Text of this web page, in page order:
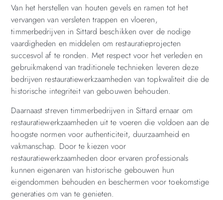
Van het herstellen van houten gevels en ramen tot het
vervangen van versleten trappen en vloeren,
timmerbedrijven in Sittard beschikken over de nodige
vaardigheden en middelen om restauratieprojecten
succesvol af te ronden. Met respect voor het verleden en
gebruikmakend van traditionele technieken leveren deze
bedrijven restauratiewerkzaamheden van topkwaliteit die de
historische integriteit van gebouwen behouden.
Daarnaast streven timmerbedrijven in Sittard ernaar om
restauratiewerkzaamheden uit te voeren die voldoen aan de
hoogste normen voor authenticiteit, duurzaamheid en
vakmanschap. Door te kiezen voor
restauratiewerkzaamheden door ervaren professionals
kunnen eigenaren van historische gebouwen hun
eigendommen behouden en beschermen voor toekomstige
generaties om van te genieten.